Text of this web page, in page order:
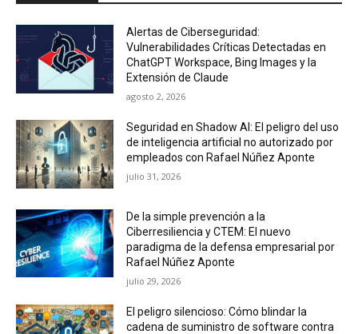
Alertas de Ciberseguridad:
Vulnerabilidades Críticas Detectadas en
ChatGPT Workspace, Bing Images y la
Extensión de Claude
agosto 2, 2026
Seguridad en Shadow AI: El peligro del uso
de inteligencia artificial no autorizado por
empleados con Rafael Núñez Aponte
julio 31, 2026
De la simple prevención a la
Ciberresiliencia y CTEM: El nuevo
paradigma de la defensa empresarial por
Rafael Núñez Aponte
julio 29, 2026
El peligro silencioso: Cómo blindar la
cadena de suministro de software contra